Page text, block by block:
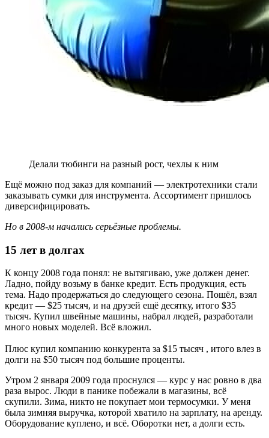
Делали тюбинги на разный рост, чехлы к ним
Ещё можно под заказ для компаний — электротехники стали
заказывать сумки для инструмента. Ассортимент пришлось
диверсифицировать.
Но в 2008-м начались серьёзные проблемы.
15 лет в долгах
К концу 2008 года понял: не вытягиваю, уже должен денег.
Ладно, пойду возьму в банке кредит. Есть продукция, есть
тема. Надо продержаться до следующего сезона. Пошёл, взял
кредит — $25 тысяч, и на друзей ещё десятку, итого $35
тысяч. Купил швейные машины, набрал людей, разработали
много новых моделей. Всё вложил.
Плюс купил компанию конкурента за $15 тысяч , итого влез в
долги на $50 тысяч под большие проценты.
Утром 2 января 2009 года проснулся — курс у нас ровно в два
раза вырос. Люди в панике побежали в магазины, всё
скупили. Зима, никто не покупает мои термосумки. У меня
была зимняя выручка, которой хватило на зарплату, на аренду.
Оборудование куплено, и всё. Оборотки нет, а долги есть.